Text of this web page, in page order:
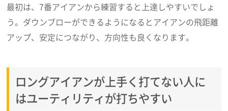
最初は、7番アイアンから練習すると上達しやすいでしょ
う。ダウンブローができるようになるとアイアンの飛距離
アップ、安定につながり、方向性も良くなります。
ロングアイアンが上手く打てない人に
はユーティリティが打ちやすい